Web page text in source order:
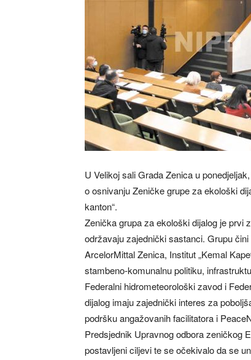
U Velikoj sali Grada Zenica u
o osnivanju Zeničke grupe za ekološki
kanton“.
Zenička grupa za ekološki dijalog je prvi
održavaju zajednički sastanci. Grupu
ArcelorMittal Zenica, Institut „Kemal
stambeno-komunalnu politiku,
Federalni hidrometeorološki zavod i
dijalog imaju zajednički interes za
podršku angažovanih facilitatora i
Predsjednik Upravnog odbora zeničkog
postavljeni ciljevi te se očekivalo da se